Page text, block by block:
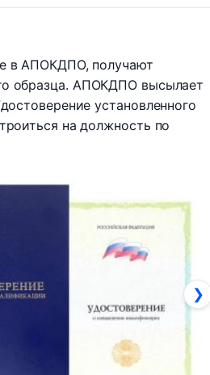
в АПОКДПО, получают
образца. АПОКДПО высылает
установленного
на должность по
❯